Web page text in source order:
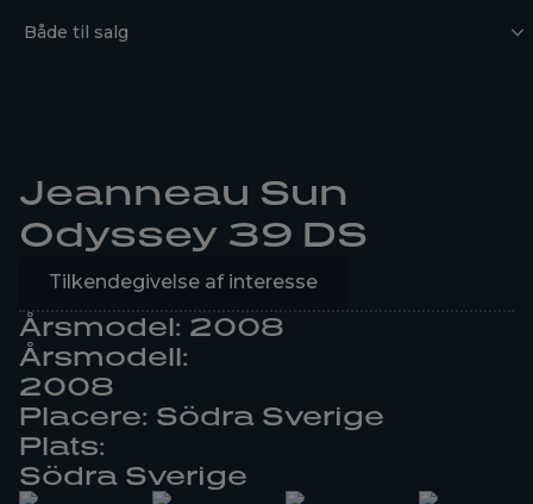
Både til salg
Jeanneau Sun
Odyssey 39 DS
Tilkendegivelse af interesse
Årsmodel: 2008
Årsmodell:
2008
Placere: Södra Sverige
Plats:
Södra Sverige